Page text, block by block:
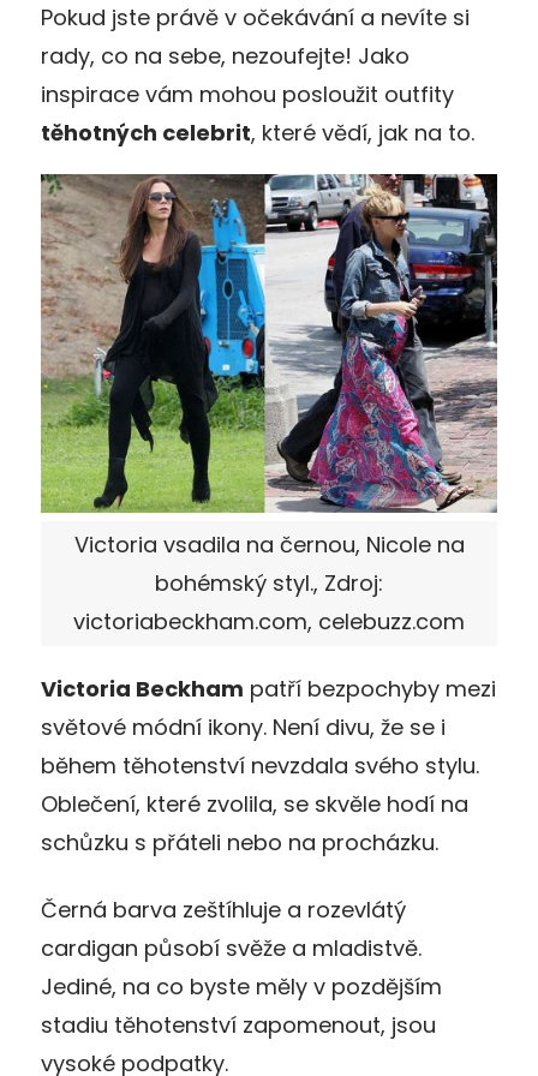
Pokud jste právě v očekávání a nevíte si
rady, co na sebe, nezoufejte! Jako
inspirace vám mohou posloužit outfity
těhotných celebrit, které vědí, jak na to.
Victoria vsadila na černou, Nicole na
bohémský styl., Zdroj:
victoriabeckham.com, celebuzz.com
Victoria Beckham patří bezpochyby mezi
světové módní ikony. Není divu, že se i
během těhotenství nevzdala svého stylu.
Oblečení, které zvolila, se skvěle hodí na
schůzku s přáteli nebo na procházku.
Černá barva zeštíhluje a rozevlátý
cardigan působí svěže a mladistvě.
Jediné, na co byste měly v pozdějším
stadiu těhotenství zapomenout, jsou
vysoké podpatky.